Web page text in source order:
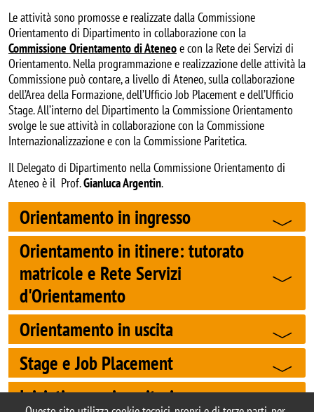
Le attività sono promosse e realizzate dalla Commissione
Orientamento di Dipartimento in collaborazione con la
Commissione Orientamento di Ateneoe con la Rete dei Servizi di
Orientamento. Nella programmazione e realizzazione delle attività la
Commissione può contare, a livello di Ateneo, sulla collaborazione
dell’Area della Formazione, dell’Ufficio Job Placement e dell’Ufficio
Stage. All’interno del Dipartimento la Commissione Orientamento
svolge le sue attività in collaborazione con la Commissione
Internazionalizzazione e con la Commissione Paritetica.
Il Delegato di Dipartimento nella Commissione Orientamento di
Ateneo è il Prof.Gianluca Argentin.
Orientamento in ingresso
Orientamento in itinere: tutorato
matricole e Rete Servizi
d'Orientamento
Orientamento in uscita
Stage e Job Placement
Iniziative per i genitori